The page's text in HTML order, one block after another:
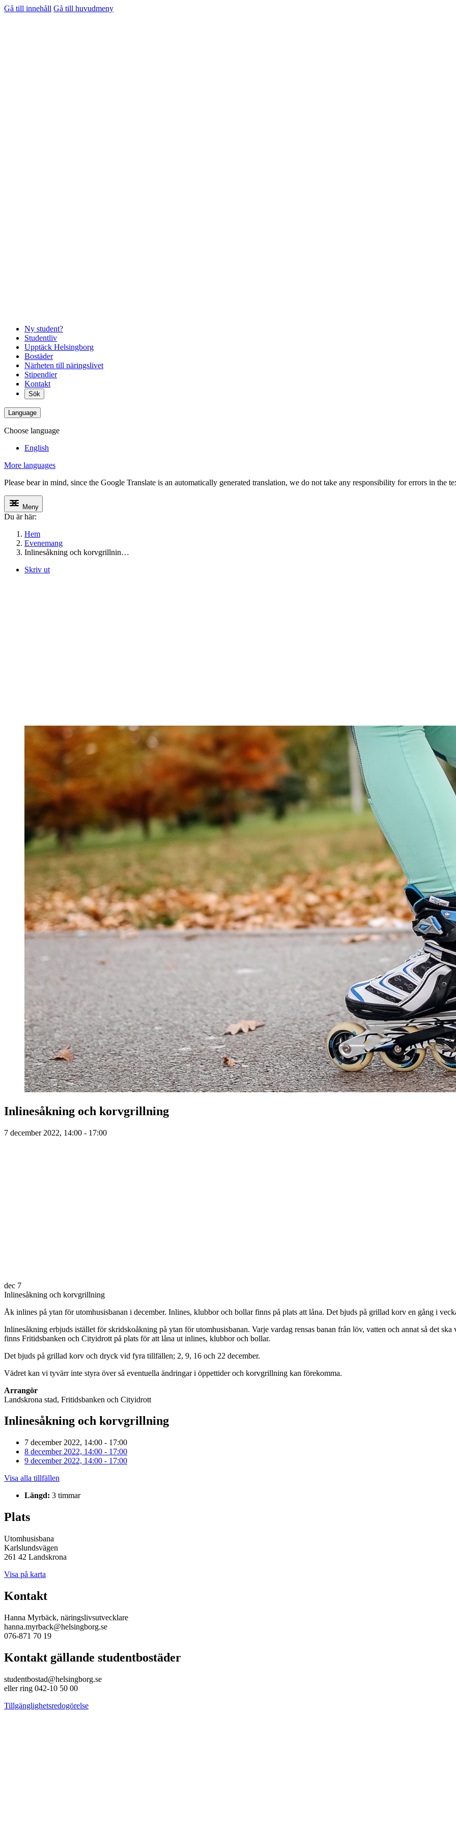
Gå till innehåll Gå till huvudmeny
Ny student?
Studentliv
Upptäck Helsingborg
Bostäder
Närheten till näringslivet
Stipendier
Kontakt
Sök
Language
Choose language
English
More languages
Please bear in mind, since the Google Translate is an automatically generated translation, we do not take any responsibility for errors in the
Meny
Du är här:
Hem
Evenemang
Inlinesåkning och korvgrillnin…
Skriv ut
Inlinesåkning och korvgrillning
7 december 2022, 14:00 - 17:00
dec 7
Inlinesåkning och korvgrillning
Åk inlines på ytan för utomhusisbanan i december. Inlines, klubbor och bollar finns på plats att låna. Det bjuds på grillad korv en gång i
Inlinesåkning erbjuds istället för skridskoåkning på ytan för utomhusisbanan. Varje vardag rensas banan från löv, vatten och annat så det
finns Fritidsbanken och Cityidrott på plats för att låna ut inlines, klubbor och bollar.
Det bjuds på grillad korv och dryck vid fyra tillfällen; 2, 9, 16 och 22 december.
Vädret kan vi tyvärr inte styra över så eventuella ändringar i öppettider och korvgrillning kan förekomma.
Arrangör
Landskrona stad, Fritidsbanken och Cityidrott
Inlinesåkning och korvgrillning
7 december 2022, 14:00 - 17:00
8 december 2022, 14:00 - 17:00
9 december 2022, 14:00 - 17:00
Visa alla tillfällen
Längd: 3 timmar
Plats
Utomhusisbana
Karlslundsvägen
261 42 Landskrona
Visa på karta
Kontakt
Hanna Myrbäck, näringslivsutvecklare
hanna.myrback@helsingborg.se
076-871 70 19
Kontakt gällande studentbostäder
studentbostad@helsingborg.se
eller ring 042-10 50 00
Tillgänglighetsredogörelse